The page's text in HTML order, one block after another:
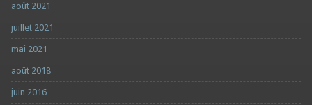
août 2021
juillet 2021
mai 2021
août 2018
juin 2016